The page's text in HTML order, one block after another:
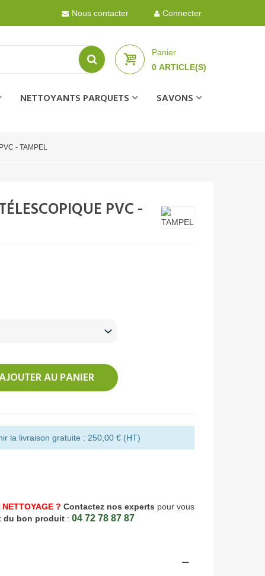
Nous contacter Connecter
Panier
0 ARTICLE(S)
NETTOYANTS PARQUETS
SAVONS
- TAMPEL
PVC -
AU PANIER
la livraison gratuite : 250,00 € (HT)
? Contactez nos experts pour vous
du bon produit : 04 72 78 87 87